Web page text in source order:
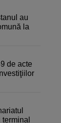
au
la
de acte